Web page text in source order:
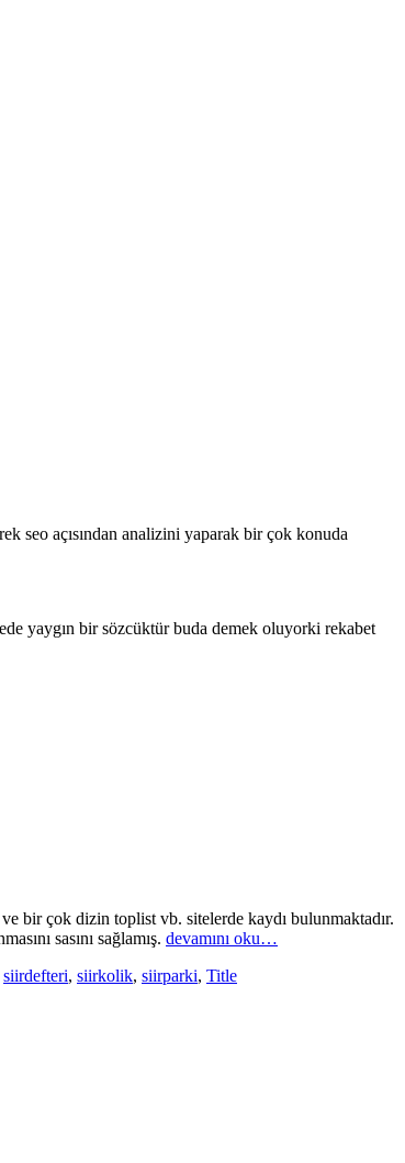
seo açısından analizini yaparak bir çok konuda
yaygın bir sözcüktür buda demek oluyorki rekabet
bir çok dizin toplist vb. sitelerde kaydı bulunmaktadır.
sasını sağlamış. devamını oku…
siirdefteri, siirkolik, siirparki, Title